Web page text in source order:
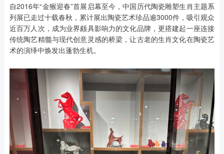
自2016年“金猴迎春”首展启幕至今，中国历代陶瓷雕塑生肖主题系
列展已走过十载春秋，累计展出陶瓷艺术珍品逾3000件，吸引观众
近百万人次，成为业界颇具影响力的文化品牌，更搭建起一座连接
传统陶艺精髓与现代创意灵感的桥梁，让古老的生肖文化在陶瓷艺
术的演绎中焕发出蓬勃生机。